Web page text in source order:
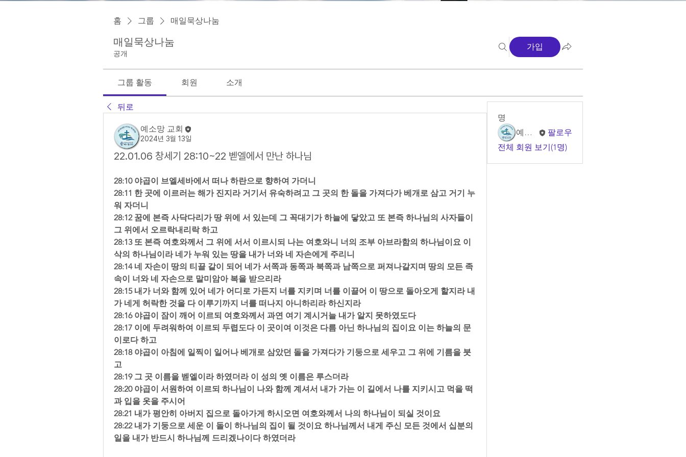
홈 그룹 매일묵상나눔
매일묵상나눔
공개
가입
그룹 활동 회원 소개
뒤로
예소망 교회
2024년 3월 13일
22.01.06 창세기 28:10~22 벧엘에서 만난 하나님
28:10 야곱이 브엘세바에서 떠나 하란으로 향하여 가더니
28:11 한 곳에 이르러는 해가 진지라 거기서 유숙하려고 그 곳의 한 돌을 가져다가 베개로 삼고 거기 누
워 자더니
28:12 꿈에 본즉 사닥다리가 땅 위에 서 있는데 그 꼭대기가 하늘에 닿았고 또 본즉 하나님의 사자들이
그 위에서 오르락내리락 하고
28:13 또 본즉 여호와께서 그 위에 서서 이르시되 나는 여호와니 너의 조부 아브라함의 하나님이요 이
삭의 하나님이라 네가 누워 있는 땅을 내가 너와 네 자손에게 주리니
28:14 네 자손이 땅의 티끌 같이 되어 네가 서쪽과 동쪽과 북쪽과 남쪽으로 퍼져나갈지며 땅의 모든 족
속이 너와 네 자손으로 말미암아 복을 받으리라
28:15 내가 너와 함께 있어 네가 어디로 가든지 너를 지키며 너를 이끌어 이 땅으로 돌아오게 할지라 내
가 네게 허락한 것을 다 이루기까지 너를 떠나지 아니하리라 하신지라
28:16 야곱이 잠이 깨어 이르되 여호와께서 과연 여기 계시거늘 내가 알지 못하였도다
28:17 이에 두려워하여 이르되 두렵도다 이 곳이여 이것은 다름 아닌 하나님의 집이요 이는 하늘의 문
이로다 하고
28:18 야곱이 아침에 일찍이 일어나 베개로 삼았던 돌을 가져다가 기둥으로 세우고 그 위에 기름을 붓
고
28:19 그 곳 이름을 벧엘이라 하였더라 이 성의 옛 이름은 루스더라
28:20 야곱이 서원하여 이르되 하나님이 나와 함께 계셔서 내가 가는 이 길에서 나를 지키시고 먹을 떡
과 입을 옷을 주시어
28:21 내가 평안히 아버지 집으로 돌아가게 하시오면 여호와께서 나의 하나님이 되실 것이요
28:22 내가 기둥으로 세운 이 돌이 하나님의 집이 될 것이요 하나님께서 내게 주신 모든 것에서 십분의
일을 내가 반드시 하나님께 드리겠나이다 하였더라
명
예소망 교회
팔로우
전체 회원 보기(1명)